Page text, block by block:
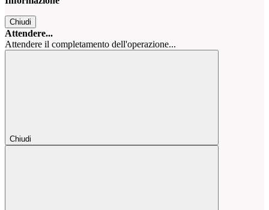
Chiudi
Attendere...
Attendere il completamento dell'operazione...
Chiudi